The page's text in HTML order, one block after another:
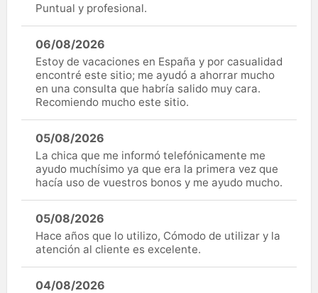
Puntual y profesional.
06/08/2026
Estoy de vacaciones en España y por casualidad
encontré este sitio; me ayudó a ahorrar mucho
en una consulta que habría salido muy cara.
Recomiendo mucho este sitio.
05/08/2026
La chica que me informó telefónicamente me
ayudo muchísimo ya que era la primera vez que
hacía uso de vuestros bonos y me ayudo mucho.
05/08/2026
Hace años que lo utilizo, Cómodo de utilizar y la
atención al cliente es excelente.
04/08/2026